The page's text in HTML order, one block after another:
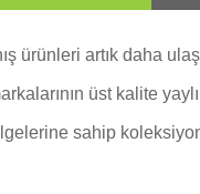
ürünleri artık daha
üst kalite
sahip